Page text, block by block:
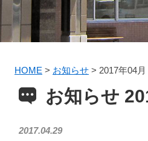
HOME > お知らせ > 2017年04月
お知らせ
2017.04.29